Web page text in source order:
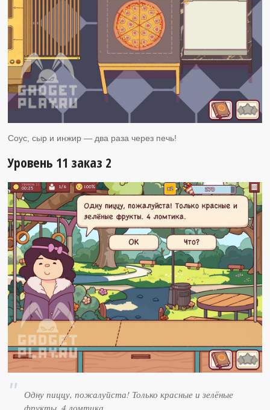
Соус, сыр и инжир — два раза через печь!
Уровень 11 заказ 2
Одну пиццу, пожалуйста! Только красные и зелёные
фрукты. 4 ломтика.